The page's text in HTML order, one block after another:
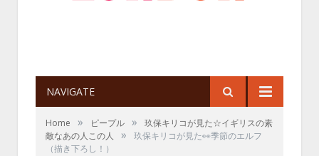
NAVIGATE
Home » ピープル »
玖保キリコが見た☆イギリスの素
敵なあの人この人
»
玖保キリコが見た👀季節のエルフ
（描き下ろし！）